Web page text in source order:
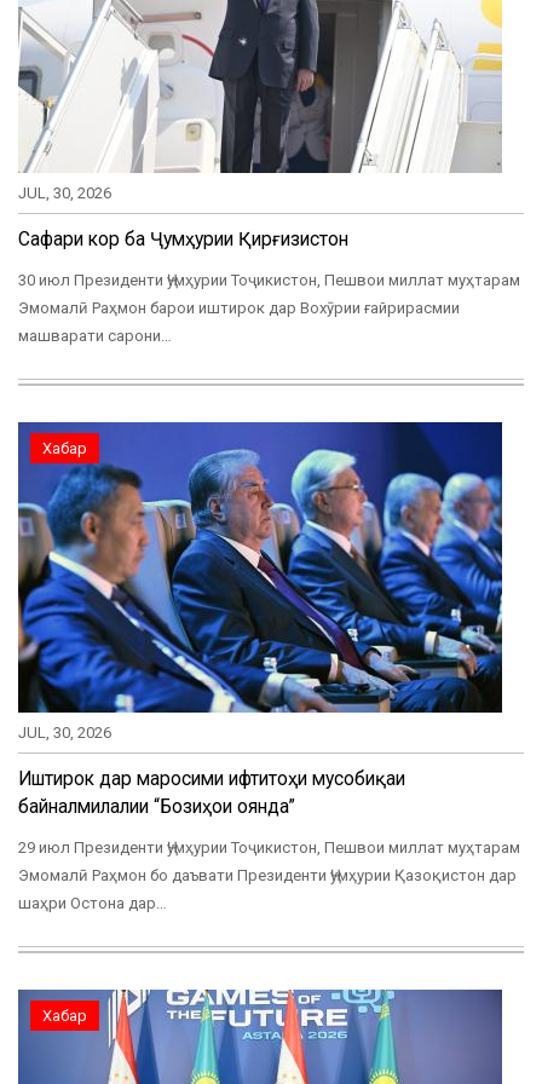
JUL, 30, 2026
Сафари корӣ ба Ҷумҳурии Қирғизистон
30 июл Президенти Ҷумҳурии Тоҷикистон, Пешвои миллат муҳтарам
Эмомалӣ Раҳмон барои иштирок дар Вохӯрии ғайрирасмии
машварати сарони…
Хабар
JUL, 30, 2026
Иштирок дар маросими ифтитоҳи мусобиқаи
байналмилалии “Бозиҳои оянда”
29 июл Президенти Ҷумҳурии Тоҷикистон, Пешвои миллат муҳтарам
Эмомалӣ Раҳмон бо даъвати Президенти Ҷумҳурии Қазоқистон дар
шаҳри Остона дар…
Хабар